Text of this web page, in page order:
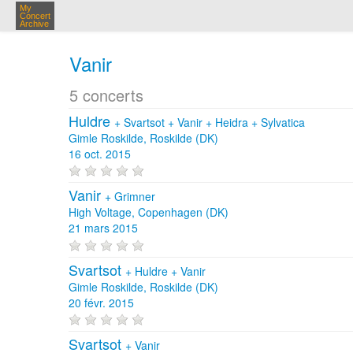
My
Concert
Archive
Vanir
5 concerts
Huldre + Svartsot + Vanir + Heidra + Sylvatica
Gimle Roskilde, Roskilde (DK)
16 oct. 2015
Vanir + Grimner
High Voltage, Copenhagen (DK)
21 mars 2015
Svartsot + Huldre + Vanir
Gimle Roskilde, Roskilde (DK)
20 févr. 2015
Svartsot + Vanir